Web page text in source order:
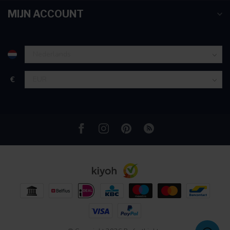
partners voor social media, adverteren en analyse. Deze
verzameld op basis van uw gebruik van hun services.
MIJN ACCOUNT
€